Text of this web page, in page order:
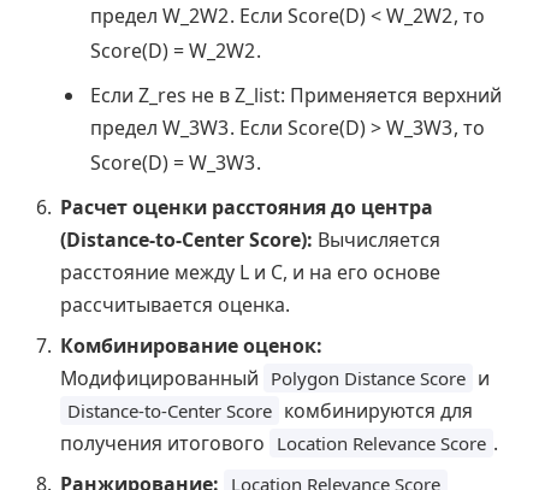
предел W_2W2. Если Score(D) <W_2W2, то
Score(D) =W_2W2.
Если Z_res не в Z_list: Применяется верхний
предел W_3W3. Если Score(D) >W_3W3, то
Score(D) =W_3W3.
Расчет оценки расстояния до центра
(Distance-to-Center Score): Вычисляется
расстояние между L и C, и на его основе
рассчитывается оценка.
Комбинирование оценок:
Модифицированный Polygon Distance Score и
Distance-to-Center Score комбинируются для
получения итогового Location Relevance Score .
Ранжирование: Location Relevance Score